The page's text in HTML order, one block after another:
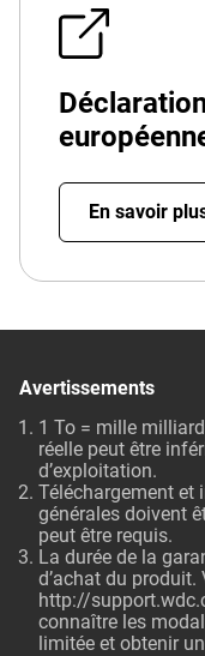
En savoir
Avertissements
1 To = mille
réelle peut être
d’exploitation.
Téléchargement et
générales doivent
peut être requis.
La durée de la
d’achat du produit.
http://
connaître les
limitée et obtenir